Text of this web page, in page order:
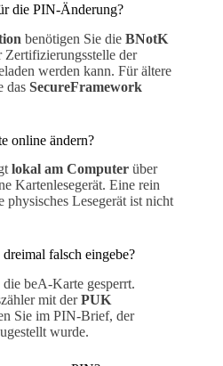
die PIN-Änderung?
benötigen Sie die BNotK
Zertifizierungsstelle der
werden kann. Für ältere
das SecureFramework
online ändern?
lokal am Computer über
Kartenlesegerät. Eine rein
physisches Lesegerät ist nicht
falsch eingebe?
beA-Karte gesperrt.
mit derPUK
Sie im PIN-Brief, der
wurde.